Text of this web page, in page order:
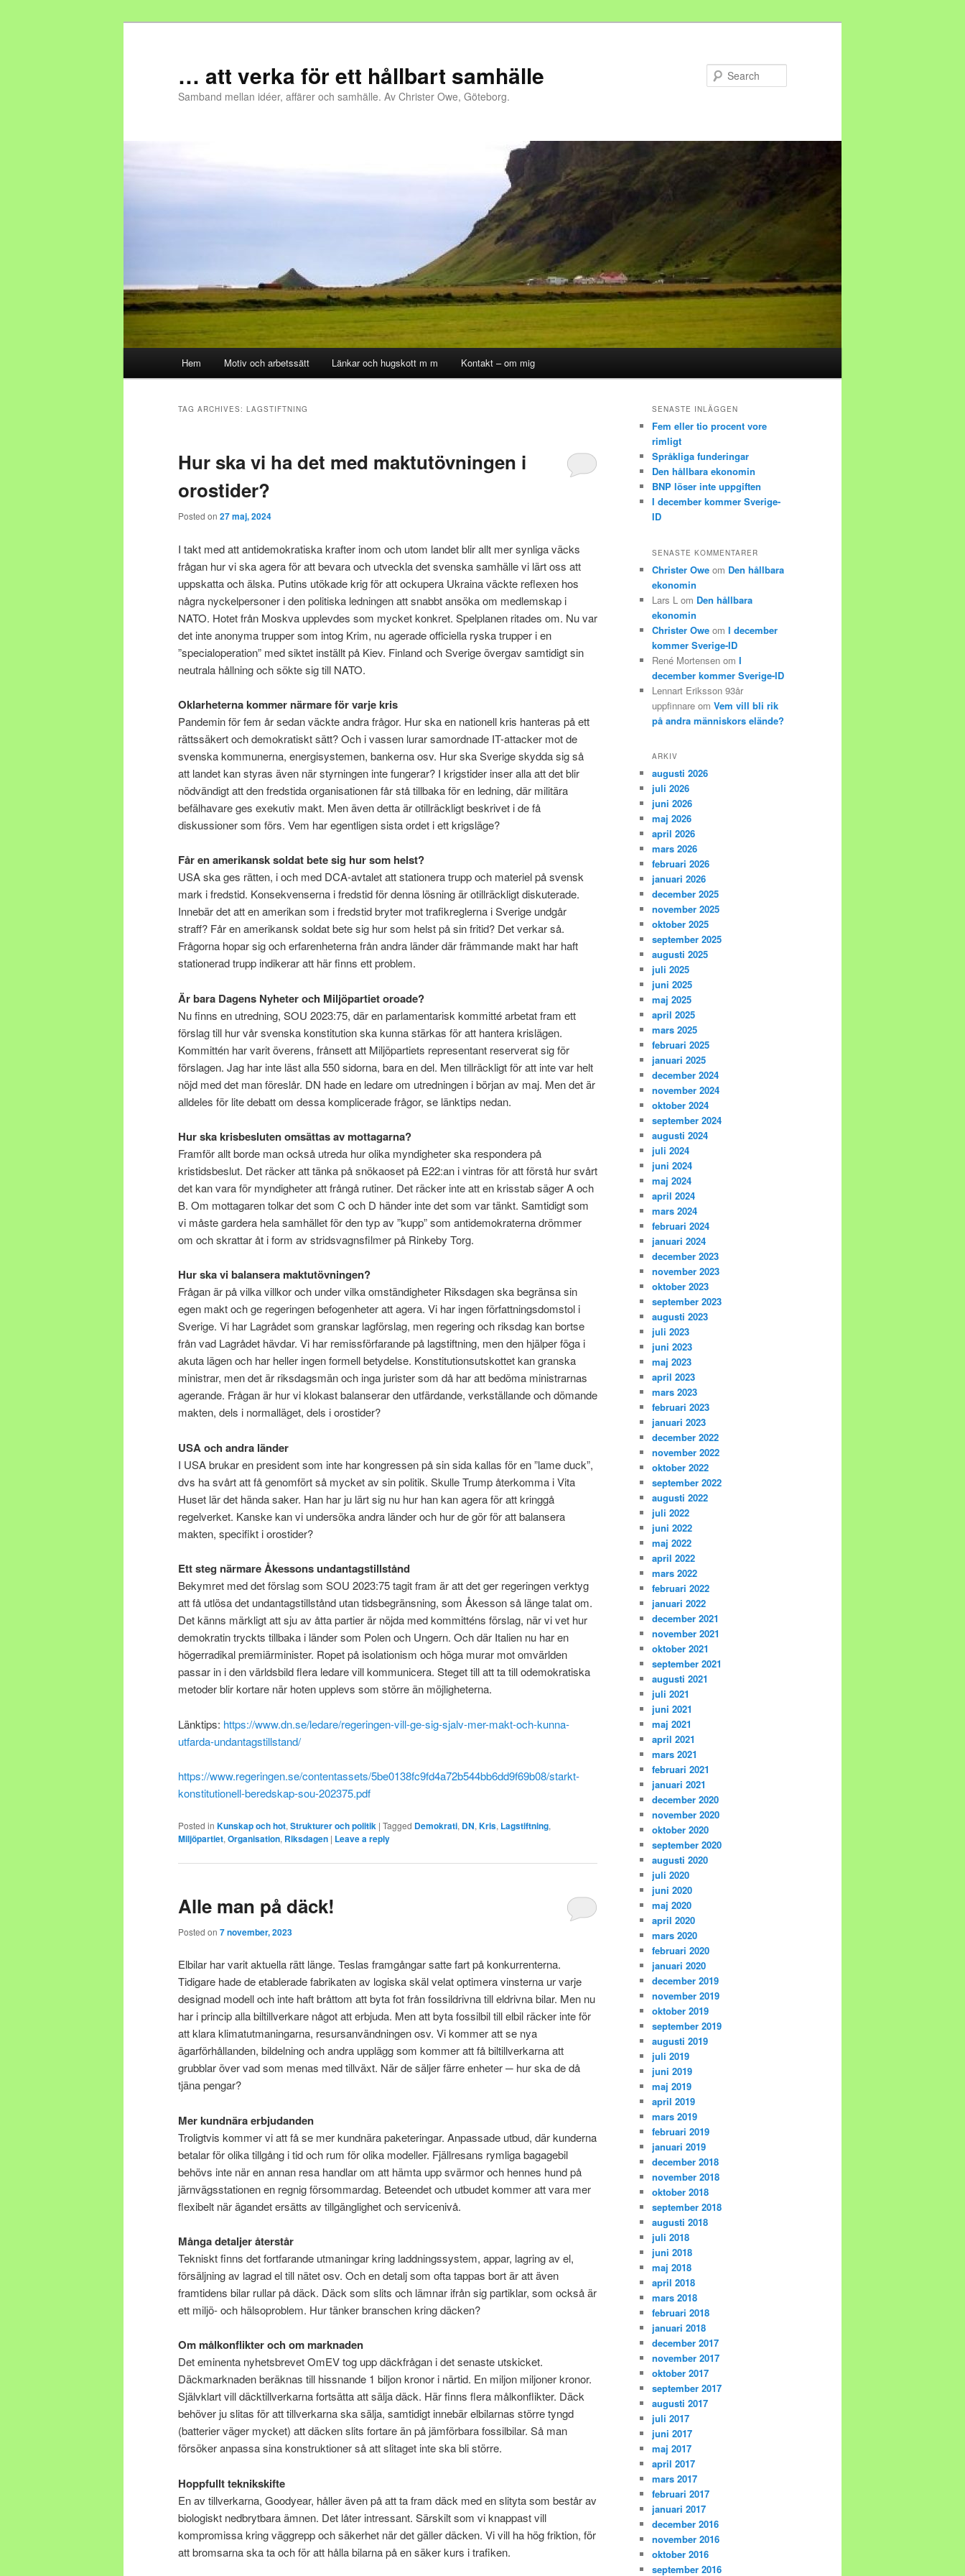
… att verka för ett hållbart samhälle
Samband mellan idéer, affärer och samhälle. Av Christer Owe, Göteborg.
Skip to primary content
Skip to secondary content
Hem Motiv och arbetssätt Länkar och hugskott m m Kontakt – om mig
TAG ARCHIVES: LAGSTIFTNING
Hur ska vi ha det med maktutövningen i
orostider?
Posted on 27 maj, 2024
I takt med att antidemokratiska krafter inom och utom landet blir allt mer synliga väcks
frågan hur vi ska agera för att bevara och utveckla det svenska samhälle vi lärt oss att
uppskatta och älska. Putins utökade krig för att ockupera Ukraina väckte reflexen hos
några nyckelpersoner i den politiska ledningen att snabbt ansöka om medlemskap i
NATO. Hotet från Moskva upplevdes som mycket konkret. Spelplanen ritades om. Nu var
det inte anonyma trupper som intog Krim, nu agerade officiella ryska trupper i en
”specialoperation” med siktet inställt på Kiev. Finland och Sverige övergav samtidigt sin
neutrala hållning och sökte sig till NATO.
Oklarheterna kommer närmare för varje kris
Pandemin för fem år sedan väckte andra frågor. Hur ska en nationell kris hanteras på ett
rättssäkert och demokratiskt sätt? Och i vassen lurar samordnade IT-attacker mot de
svenska kommunerna, energisystemen, bankerna osv. Hur ska Sverige skydda sig så
att landet kan styras även när styrningen inte fungerar? I krigstider inser alla att det blir
nödvändigt att den fredstida organisationen får stå tillbaka för en ledning, där militära
befälhavare ges exekutiv makt. Men även detta är otillräckligt beskrivet i de få
diskussioner som förs. Vem har egentligen sista ordet i ett krigsläge?
Får en amerikansk soldat bete sig hur som helst?
USA ska ges rätten, i och med DCA-avtalet att stationera trupp och materiel på svensk
mark i fredstid. Konsekvenserna i fredstid för denna lösning är otillräckligt diskuterade.
Innebär det att en amerikan som i fredstid bryter mot trafikreglerna i Sverige undgår
straff? Får en amerikansk soldat bete sig hur som helst på sin fritid? Det verkar så.
Frågorna hopar sig och erfarenheterna från andra länder där främmande makt har haft
stationerad trupp indikerar att här finns ett problem.
Är bara Dagens Nyheter och Miljöpartiet oroade?
Nu finns en utredning, SOU 2023:75, där en parlamentarisk kommitté arbetat fram ett
förslag till hur vår svenska konstitution ska kunna stärkas för att hantera krislägen.
Kommittén har varit överens, frånsett att Miljöpartiets representant reserverat sig för
förslagen. Jag har inte läst alla 550 sidorna, bara en del. Men tillräckligt för att inte var helt
nöjd med det man föreslår. DN hade en ledare om utredningen i början av maj. Men det är
alldeles för lite debatt om dessa komplicerade frågor, se länktips nedan.
Hur ska krisbesluten omsättas av mottagarna?
Framför allt borde man också utreda hur olika myndigheter ska respondera på
kristidsbeslut. Det räcker att tänka på snökaoset på E22:an i vintras för att förstå hur svårt
det kan vara för myndigheter att frångå rutiner. Det räcker inte att en krisstab säger A och
B. Om mottagaren tolkar det som C och D händer inte det som var tänkt. Samtidigt som
vi måste gardera hela samhället för den typ av ”kupp” som antidemokraterna drömmer
om och skrattar åt i form av stridsvagnsfilmer på Rinkeby Torg.
Hur ska vi balansera maktutövningen?
Frågan är på vilka villkor och under vilka omständigheter Riksdagen ska begränsa sin
egen makt och ge regeringen befogenheter att agera. Vi har ingen författningsdomstol i
Sverige. Vi har Lagrådet som granskar lagförslag, men regering och riksdag kan bortse
från vad Lagrådet hävdar. Vi har remissförfarande på lagstiftning, men den hjälper föga i
akuta lägen och har heller ingen formell betydelse. Konstitutionsutskottet kan granska
ministrar, men det är riksdagsmän och inga jurister som då har att bedöma ministrarnas
agerande. Frågan är hur vi klokast balanserar den utfärdande, verkställande och dömande
makten, dels i normalläget, dels i orostider?
USA och andra länder
I USA brukar en president som inte har kongressen på sin sida kallas för en ”lame duck”,
dvs ha svårt att få genomfört så mycket av sin politik. Skulle Trump återkomma i Vita
Huset lär det hända saker. Han har ju lärt sig nu hur han kan agera för att kringgå
regelverket. Kanske kan vi undersöka andra länder och hur de gör för att balansera
makten, specifikt i orostider?
Ett steg närmare Åkessons undantagstillstånd
Bekymret med det förslag som SOU 2023:75 tagit fram är att det ger regeringen verktyg
att få utlösa det undantagstillstånd utan tidsbegränsning, som Åkesson så länge talat om.
Det känns märkligt att sju av åtta partier är nöjda med kommitténs förslag, när vi vet hur
demokratin tryckts tillbaka i länder som Polen och Ungern. Och där Italien nu har en
högerradikal premiärminister. Ropet på isolationism och höga murar mot omvärlden
passar in i den världsbild flera ledare vill kommunicera. Steget till att ta till odemokratiska
metoder blir kortare när hoten upplevs som större än möjligheterna.
Länktips: https://www.dn.se/ledare/regeringen-vill-ge-sig-sjalv-mer-makt-och-kunna-
utfarda-undantagstillstand/
https://www.regeringen.se/contentassets/5be0138fc9fd4a72b544bb6dd9f69b08/starkt-
konstitutionell-beredskap-sou-202375.pdf
Posted in Kunskap och hot, Strukturer och politik | Tagged Demokrati, DN, Kris, Lagstiftning,
Miljöpartiet, Organisation, Riksdagen | Leave a reply
Alle man på däck!
Posted on 7 november, 2023
Elbilar har varit aktuella rätt länge. Teslas framgångar satte fart på konkurrenterna.
Tidigare hade de etablerade fabrikaten av logiska skäl velat optimera vinsterna ur varje
designad modell och inte haft bråttom att byta fot från fossildrivna till eldrivna bilar. Men nu
har i princip alla biltillverkare något att erbjuda. Men att byta fossilbil till elbil räcker inte för
att klara klimatutmaningarna, resursanvändningen osv. Vi kommer att se nya
ägarförhållanden, bildelning och andra upplägg som kommer att få biltillverkarna att
grubblar över vad som menas med tillväxt. När de säljer färre enheter ─ hur ska de då
tjäna pengar?
Mer kundnära erbjudanden
Troligtvis kommer vi att få se mer kundnära paketeringar. Anpassade utbud, där kunderna
betalar för olika tillgång i tid och rum för olika modeller. Fjällresans rymliga bagagebil
behövs inte när en annan resa handlar om att hämta upp svärmor och hennes hund på
järnvägsstationen en regnig försommardag. Beteendet och utbudet kommer att vara mer
flexibelt när ägandet ersätts av tillgänglighet och servicenivå.
Många detaljer återstår
Tekniskt finns det fortfarande utmaningar kring laddningssystem, appar, lagring av el,
försäljning av lagrad el till nätet osv. Och en detalj som ofta tappas bort är att även
framtidens bilar rullar på däck. Däck som slits och lämnar ifrån sig partiklar, som också är
ett miljö- och hälsoproblem. Hur tänker branschen kring däcken?
Om målkonflikter och om marknaden
Det eminenta nyhetsbrevet OmEV tog upp däckfrågan i det senaste utskicket.
Däckmarknaden beräknas till hissnande 1 biljon kronor i närtid. En miljon miljoner kronor.
Självklart vill däcktillverkarna fortsätta att sälja däck. Här finns flera målkonflikter. Däck
behöver ju slitas för att tillverkarna ska sälja, samtidigt innebär elbilarnas större tyngd
(batterier väger mycket) att däcken slits fortare än på jämförbara fossilbilar. Så man
försöker anpassa sina konstruktioner så att slitaget inte ska bli större.
Hoppfullt teknikskifte
En av tillverkarna, Goodyear, håller även på att ta fram däck med en slityta som består av
biologiskt nedbrytbara ämnen. Det låter intressant. Särskilt som vi knappast vill
kompromissa kring väggrepp och säkerhet när det gäller däcken. Vi vill ha hög friktion, för
att bromsarna ska ta och för att hålla bilarna på en säker kurs i trafiken.
SENASTE INLÄGGEN
Fem eller tio procent vore
rimligt
Språkliga funderingar
Den hållbara ekonomin
BNP löser inte uppgiften
I december kommer Sverige-
ID
SENASTE KOMMENTARER
Christer Owe om Den hållbara
ekonomin
Lars L om Den hållbara
ekonomin
Christer Owe om I december
kommer Sverige-ID
René Mortensen om I
december kommer Sverige-ID
Lennart Eriksson 93år
uppfinnare om Vem vill bli rik
på andra människors elände?
ARKIV
augusti 2026
juli 2026
juni 2026
maj 2026
april 2026
mars 2026
februari 2026
januari 2026
december 2025
november 2025
oktober 2025
september 2025
augusti 2025
juli 2025
juni 2025
maj 2025
april 2025
mars 2025
februari 2025
januari 2025
december 2024
november 2024
oktober 2024
september 2024
augusti 2024
juli 2024
juni 2024
maj 2024
april 2024
mars 2024
februari 2024
januari 2024
december 2023
november 2023
oktober 2023
september 2023
augusti 2023
juli 2023
juni 2023
maj 2023
april 2023
mars 2023
februari 2023
januari 2023
december 2022
november 2022
oktober 2022
september 2022
augusti 2022
juli 2022
juni 2022
maj 2022
april 2022
mars 2022
februari 2022
januari 2022
december 2021
november 2021
oktober 2021
september 2021
augusti 2021
juli 2021
juni 2021
maj 2021
april 2021
mars 2021
februari 2021
januari 2021
december 2020
november 2020
oktober 2020
september 2020
augusti 2020
juli 2020
juni 2020
maj 2020
april 2020
mars 2020
februari 2020
januari 2020
december 2019
november 2019
oktober 2019
september 2019
augusti 2019
juli 2019
juni 2019
maj 2019
april 2019
mars 2019
februari 2019
januari 2019
december 2018
november 2018
oktober 2018
september 2018
augusti 2018
juli 2018
juni 2018
maj 2018
april 2018
mars 2018
februari 2018
januari 2018
december 2017
november 2017
oktober 2017
september 2017
augusti 2017
juli 2017
juni 2017
maj 2017
april 2017
mars 2017
februari 2017
januari 2017
december 2016
november 2016
oktober 2016
september 2016